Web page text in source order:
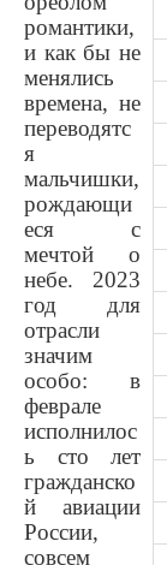
романтики,
и как бы не
менялись
времена, не
переводятс
я
мальчишки,
рождающи
еся с
мечтой о
небе. 2023
год для
отрасли
значим
особо: в
феврале
исполнилос
ь сто лет
гражданско
й авиации
России,
совсем